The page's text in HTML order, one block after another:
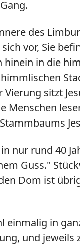
des
sich vor, Sie
in die
sitzt
rund 40
Guss."
Dom ist
in
und jeweils